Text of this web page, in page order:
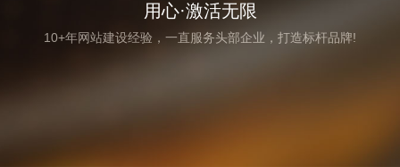
用心·激活无限
10+年网站建设经验，一直服务头部企业，打造标杆品牌!